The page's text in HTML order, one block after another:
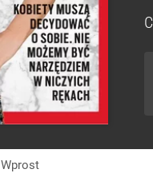
Wprost